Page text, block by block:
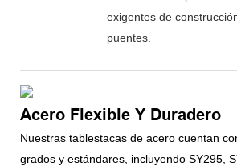
exigentes de
puentes.
Acero Flexible Y Duradero
Nuestras tablestacas de acero cuentan
grados y estándares, incluyendo SY295,